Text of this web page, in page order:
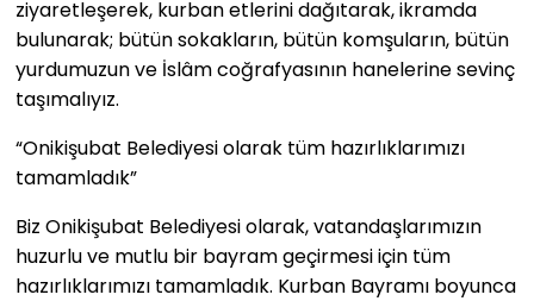
ziyaretleşerek, kurban etlerini dağıtarak, ikramda
bulunarak; bütün sokakların, bütün komşuların, bütün
yurdumuzun ve İslâm coğrafyasının hanelerine sevinç
taşımalıyız.
“Onikişubat Belediyesi olarak tüm hazırlıklarımızı
tamamladık”
Biz Onikişubat Belediyesi olarak, vatandaşlarımızın
huzurlu ve mutlu bir bayram geçirmesi için tüm
hazırlıklarımızı tamamladık. Kurban Bayramı boyunca